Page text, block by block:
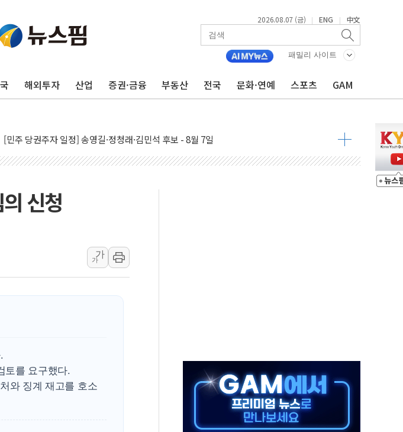
2026.08.07 (금) | ENG | 中文
패밀리 사이트
해외투자 산업 증권·금융 부동산 전국 문화·연예 스포츠 GAM
뉴욕증시, 유가·금리 부담에 하락…다우 5거래일 랠리 '마침표'
이란, 오만과 호르무즈 해협 재개방 합의 막바지.."美와 직접 협상 없어"
李대통령, 오늘 부동산 정책 점검 2차 회의…주택 공급 대책 막바지 조율할 듯
[오늘의 정치일정] 8월 7일(금)
이란, 美·이스라엘 선박 호르무즈 통항 제한 추진…美 "통행 막을 권한 없어"
유럽증시, 견조한 실적 소화하며 대부분 상승… "2분기 기업 순이익 21% 증가" 전망
구광모, 내주 실리콘밸리서 젠슨 황 재회…로봇·AI 데이터센터·모빌리티 구체화
뉴욕증시 개장 전 특징주...모더나·아이온큐·도어대시↑ VS 샌디스크·피그마·앱러빈↓
김정관 장관 "영업이익 N% 성과급 반대…상법·자본시장법 개정 논의"
뉴욕증시 프리뷰, 미 주가선물 AI주 차익실현 속 혼조세...웨스턴디지털·샌디스크↓
러, 1인칭시점 드론으로 우크라 민간인 '사파리' 공격… 시민들 공포감 극대화 전략
[베트남 증시] 지수 하락 속 'DGC' 임시 주총 기대감에 홀로 상한가…마진 잔액은 사상 최고
'월가의 황제' 다이먼 "금융시장 레버리지 위험수위…숨은 차입이 더 큰 변수"
양주 섬유염색공장서 화재 1명 중상…대응 1단계 진압 중
신청
가
가
토를 요구했다.
와 징계 재고를 호소